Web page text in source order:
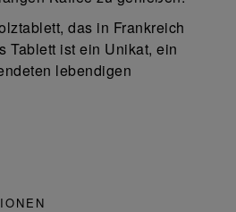
das in Frankreich
Tablett ist ein Unikat, ein
lebendigen